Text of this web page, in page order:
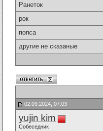
Ранеток
рок
попса
другие не сказаные
02.09.2024, 07:03
yujin kim
Собеседник